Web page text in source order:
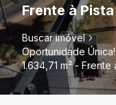
Frente à Pista
Buscar imóvel
Oportunidade
1.634,71 m² - Frente